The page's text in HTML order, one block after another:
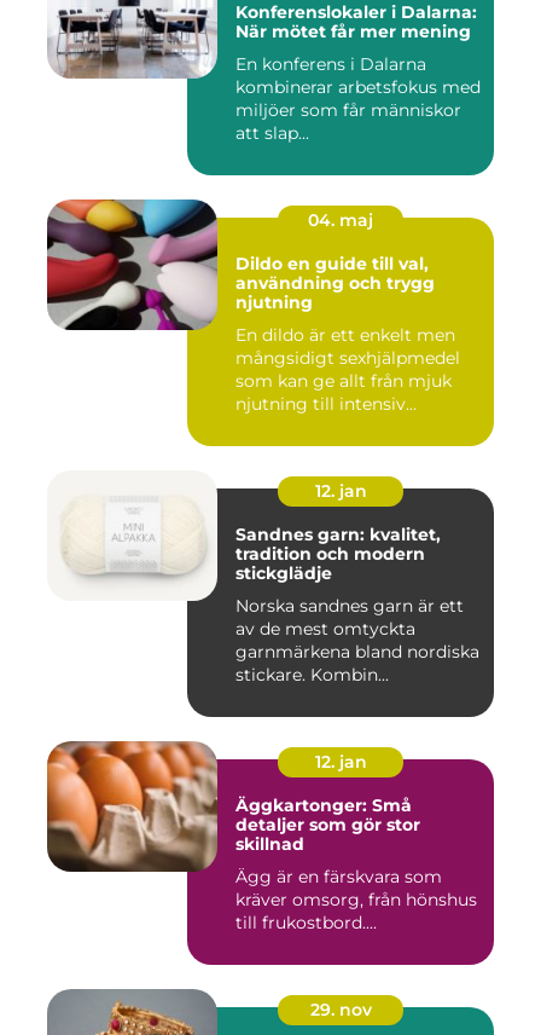
Konferenslokaler i Dalarna:
När mötet får mer mening
En konferens i Dalarna
kombinerar arbetsfokus med
miljöer som får människor
att slap...
04. maj
Dildo en guide till val,
användning och trygg
njutning
En dildo är ett enkelt men
mångsidigt sexhjälpmedel
som kan ge allt från mjuk
njutning till intensiv...
12. jan
Sandnes garn: kvalitet,
tradition och modern
stickglädje
Norska sandnes garn är ett
av de mest omtyckta
garnmärkena bland nordiska
stickare. Kombin...
12. jan
Äggkartonger: Små
detaljer som gör stor
skillnad
Ägg är en färskvara som
kräver omsorg, från hönshus
till frukostbord....
29. nov